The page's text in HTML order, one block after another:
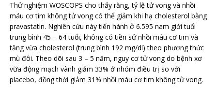
Thử nghiệm WOSCOPS cho thấy rằng, tỷ lệ tử vong và nhồi
máu cơ tim không tử vong có thể giảm khi hạ cholesterol bằng
pravastatin. Nghiên cứu này tiến hành ở 6.595 nam giới tuổi
trung bình 45 – 64 tuổi, không có tiền sử nhồi máu cơ tim và
tăng vừa cholesterol (trung bình 192 mg/dl) theo phương thức
mù đôi. Theo dõi sau 3 – 5 năm, nguy cơ tử vong do bệnh xơ
vữa động mạch vành giảm 33% ở nhóm điều trị so với
placebo, đồng thời giảm 31% nhồi máu cơ tim không tử vong.